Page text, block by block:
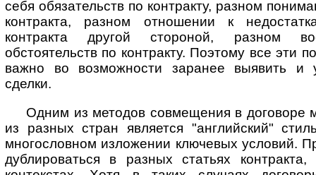
себя обязательств по контракту, разном
контракта, разном отношении к
контракта другой стороной, разном
обстоятельств по контракту. Поэтому все эти
важно во возможности заранее выявить и
сделки.
Одним из методов совмещения в договоре
из разных стран является "ан­г­лий­ский"
многословном изложении ключевых условий.
дуб­ли­ро­вать­ся в разных статьях